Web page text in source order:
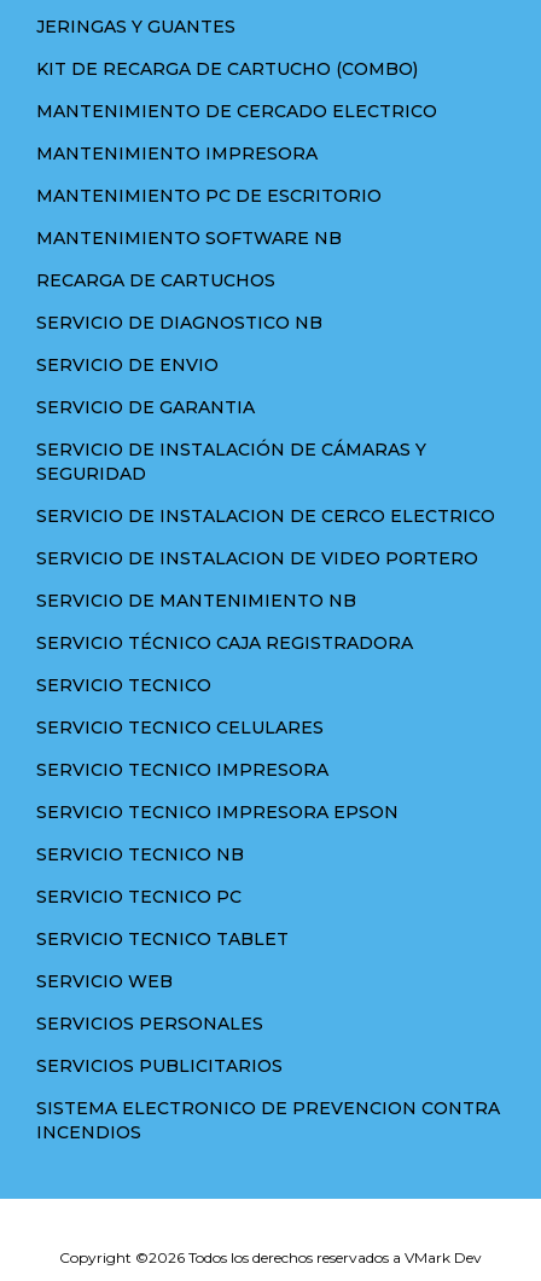
JERINGAS Y GUANTES
KIT DE RECARGA DE CARTUCHO (COMBO)
MANTENIMIENTO DE CERCADO ELECTRICO
MANTENIMIENTO IMPRESORA
MANTENIMIENTO PC DE ESCRITORIO
MANTENIMIENTO SOFTWARE NB
RECARGA DE CARTUCHOS
SERVICIO DE DIAGNOSTICO NB
SERVICIO DE ENVIO
SERVICIO DE GARANTIA
SERVICIO DE INSTALACIÓN DE CÁMARAS Y
SEGURIDAD
SERVICIO DE INSTALACION DE CERCO ELECTRICO
SERVICIO DE INSTALACION DE VIDEO PORTERO
SERVICIO DE MANTENIMIENTO NB
SERVICIO TÉCNICO CAJA REGISTRADORA
SERVICIO TECNICO
SERVICIO TECNICO CELULARES
SERVICIO TECNICO IMPRESORA
SERVICIO TECNICO IMPRESORA EPSON
SERVICIO TECNICO NB
SERVICIO TECNICO PC
SERVICIO TECNICO TABLET
SERVICIO WEB
SERVICIOS PERSONALES
SERVICIOS PUBLICITARIOS
SISTEMA ELECTRONICO DE PREVENCION CONTRA
INCENDIOS
Copyright ©2026 Todos los derechos reservados a VMark Dev